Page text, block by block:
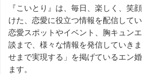
『こいとり』は、毎日、楽しく、笑
けた、恋愛に役立つ情報を配信して
恋愛スポットやイベント、胸キュン
談まで、様々な情報を発信していき
せまで実現する」を掲げているエン
ます。